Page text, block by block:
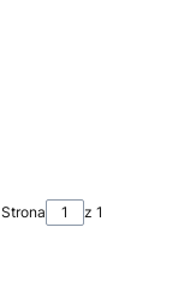
Strona z 1